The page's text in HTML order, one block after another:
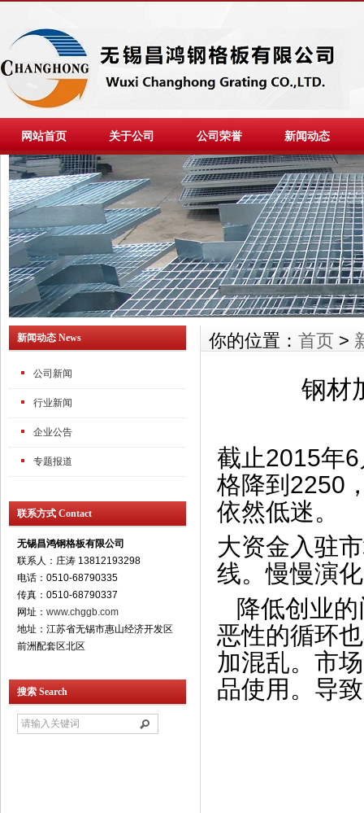
网站首页 关于公司 公司荣誉 新闻动态
新闻动态 News
公司新闻
行业新闻
企业公告
专题报道
联系方式 Contact
无锡昌鸿钢格板有限公司
联系人：庄涛 13812193298
电话：0510-68790335
传真：0510-68790337
网址： www.chggb.com
地址：江苏省无锡市惠山经济开发区
前洲配套区北区
搜索 Search
你的位置： 首页 >
钢材
截止2015年
格降到2250
依然低迷。
大资金入驻
线。慢慢演
降低创业的
恶性的循环
加混乱。市
品使用。导